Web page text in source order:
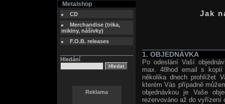
Metalshop
CD
Merchandise (trika,
mikiny, nášivky)
F.O.B. releases
Hledání
Reklama
Jak
1. OBJEDNÁVKA
Po odeslání Vaší
max. 48hod email s kopií
několika dnech prohlížet
kterém Vás případně
objednávkou je Vaše
rezervováno až do vyřízení